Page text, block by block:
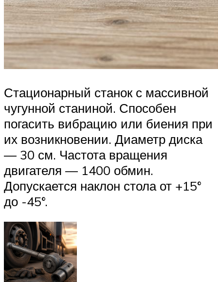
Стационарный станок с массивной
чугунной станиной. Способен
погасить вибрацию или биения при
их возникновении. Диаметр диска
— 30 см. Частота вращения
двигателя — 1400 обмин.
Допускается наклон стола от +15°
до -45°.